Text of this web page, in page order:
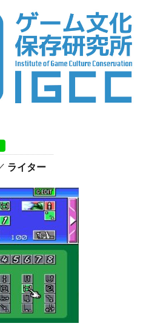
ライター